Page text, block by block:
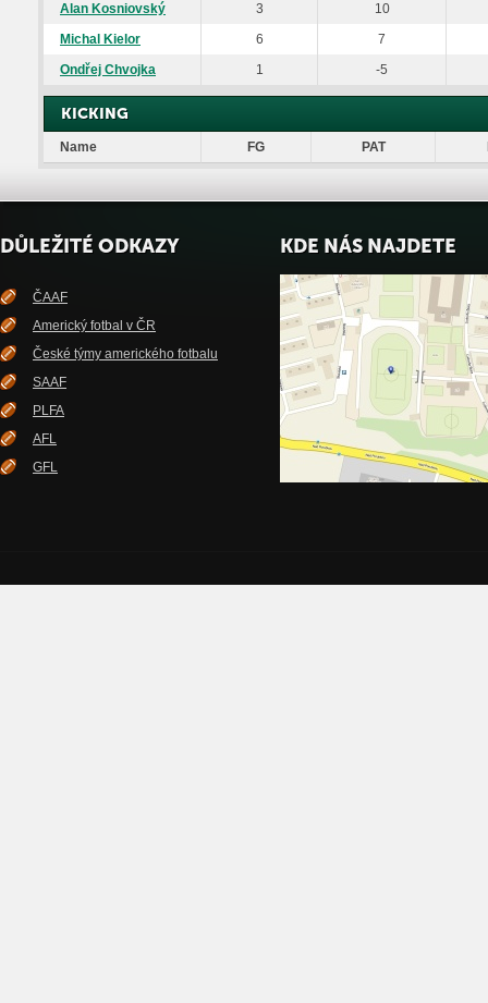
Alan Kosniovský
3
10
Michal Kielor
6
7
Ondřej Chvojka
1 -5
KICKING
Name FG PAT
DŮLEŽITÉ ODKAZY
ČAAF
Americký fotbal v ČR
České týmy amerického fotbalu
SAAF
PLFA
AFL
GFL
KDE NÁS NAJDETE